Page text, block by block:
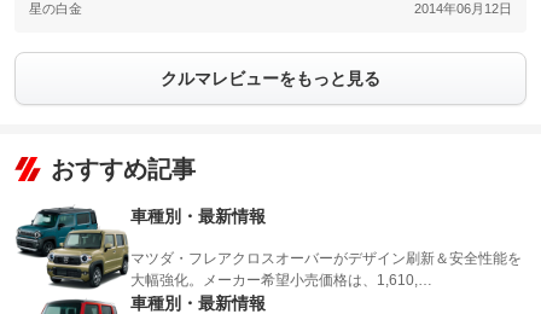
星の白金 2014年06月12日
クルマレビューをもっと見る
おすすめ記事
車種別・最新情報
マツダ・フレアクロスオーバーがデザイン刷新＆安全性能を
大幅強化。メーカー希望小売価格は、1,610,…
車種別・最新情報